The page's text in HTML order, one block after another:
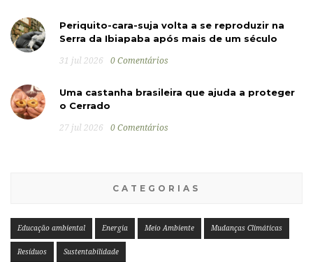
Periquito-cara-suja volta a se reproduzir na
Serra da Ibiapaba após mais de um século
31 jul 2026 0 Comentários
Uma castanha brasileira que ajuda a proteger
o Cerrado
27 jul 2026 0 Comentários
CATEGORIAS
Educação ambiental Energia Meio Ambiente Mudanças Climáticas
Resíduos Sustentabilidade